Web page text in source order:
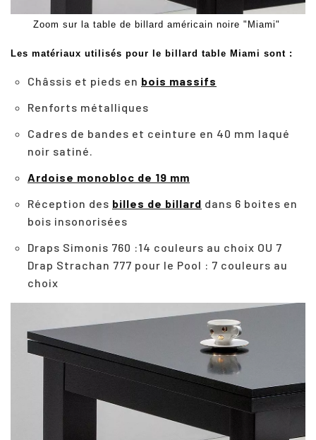
Zoom sur la table de billard américain noire "Miami"
Les matériaux utilisés pour le billard table Miami sont :
Châssis et pieds en bois massifs
Renforts métalliques
Cadres de bandes et ceinture en 40 mm laqué
noir satiné.
Ardoise monobloc de 19 mm
Réception des billes de billard dans 6 boites en
bois insonorisées
Draps Simonis 760 :14 couleurs au choix OU 7
Drap Strachan 777 pour le Pool : 7 couleurs au
choix